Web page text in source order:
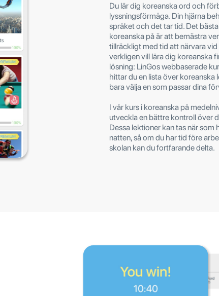
Du lär dig koreanska ord och
lyssningsförmåga. Din hjärna
språket och det tar tid. Det
koreanska på är att bemästra
tillräckligt med tid att närvara
verkligen vill lära dig koreanska
lösning: LinGos webbaserade
hittar du en lista över koreanska
bara välja en som passar dina
I vår kurs i koreanska på
utveckla en bättre kontroll över
Dessa lektioner kan tas när som
natten, så om du har tid före
skolan kan du fortfarande delta.